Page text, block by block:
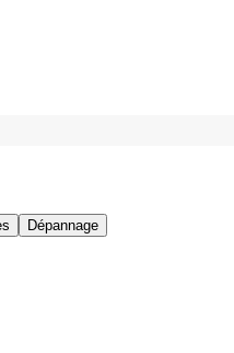
Dépannage